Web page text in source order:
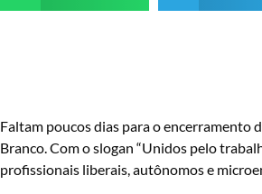
Faltam poucos dias para o encerramento
Branco. Com o slogan “Unidos pelo
profissionais liberais, autônomos e